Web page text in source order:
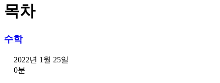
목차
수학
2022년 1월 25일
0분